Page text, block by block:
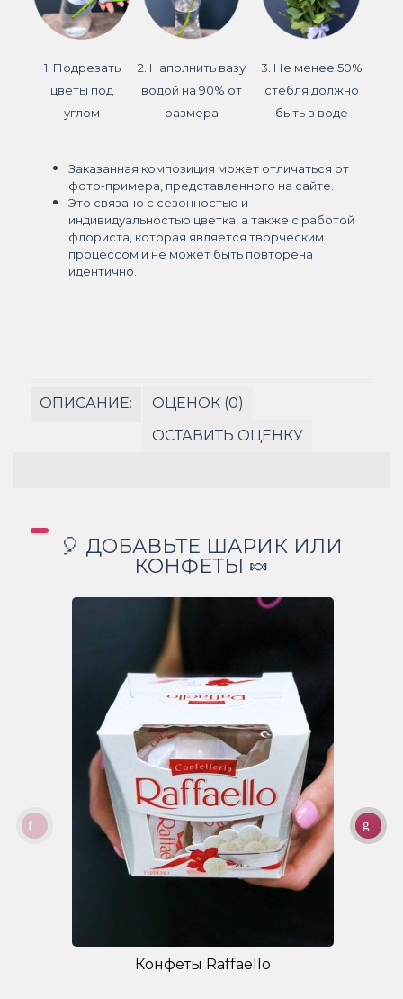
1. Подрезать
цветы под
углом
2. Наполнить вазу
водой на 90% от
размера
3. Не менее 50%
стебля должно
быть в воде
Заказанная композиция может отличаться от
фото-примера, представленного на сайте.
Это связано с сезонностью и
индивидуальностью цветка, а также с работой
флориста, которая является творческим
процессом и не может быть повторена
идентично.
ОПИСАНИЕ:
ОЦЕНОК (0)
ОСТАВИТЬ ОЦЕНКУ
🎈 ДОБАВЬТЕ ШАРИК ИЛИ
КОНФЕТЫ 🍬
Конфеты Raffaello